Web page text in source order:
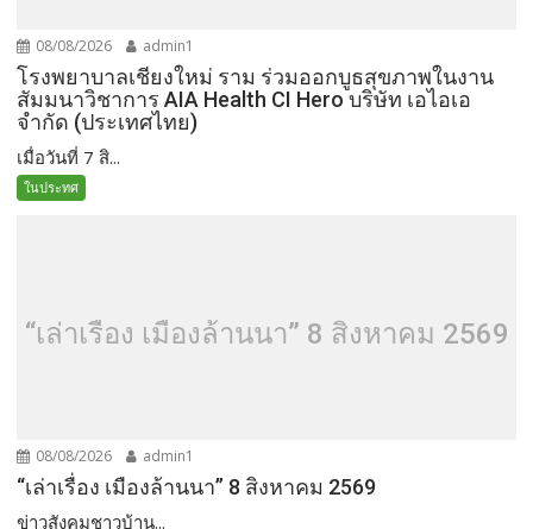
08/08/2026 admin1
โรงพยาบาลเชียงใหม่ ราม ร่วมออกบูธสุขภาพในงาน
สัมมนาวิชาการ AIA Health CI Hero บริษัท เอไอเอ
จำกัด (ประเทศไทย)
เมื่อวันที่ 7 สิ...
ในประทศ
“เล่าเรื่อง เมืองล้านนา” 8 สิงหาคม 2569
08/08/2026 admin1
“เล่าเรื่อง เมืองล้านนา” 8 สิงหาคม 2569
ข่าวสังคมชาวบ้าน...